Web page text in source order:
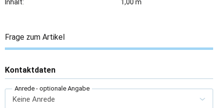
Inhalt: 1,00 m
Frage zum Artikel
Kontaktdaten
Anrede - optionale Angabe